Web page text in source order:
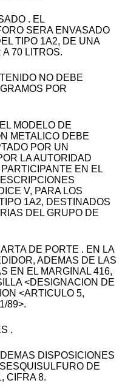
. EL
SERA ENVASADO
TIPO 1A2, DE UNA
70 LITROS.
NO DEBE
POR
MODELO DE
METALICO DEBE
POR UN
LA AUTORIDAD
EN EL
V, PARA LOS
1A2, DESTINADOS
DEL GRUPO DE
DE PORTE . EN LA
ADEMAS DE LAS
EN EL MARGINAL 416,
<DESIGNACION DE
<ARTICULO 5,
89>.
.
DISPOSICIONES
DE
CIFRA 8.